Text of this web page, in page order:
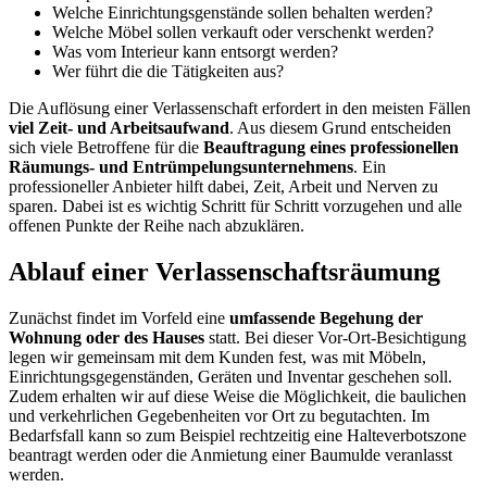
Welche Einrichtungsgenstände sollen behalten werden?
Welche Möbel sollen verkauft oder verschenkt werden?
Was vom Interieur kann entsorgt werden?
Wer führt die die Tätigkeiten aus?
Die Auflösung einer Verlassenschaft erfordert in den meisten Fällen
viel Zeit- und Arbeitsaufwand. Aus diesem Grund entscheiden
sich viele Betroffene für die Beauftragung eines professionellen
Räumungs- und Entrümpelungsunternehmens. Ein
professioneller Anbieter hilft dabei, Zeit, Arbeit und Nerven zu
sparen. Dabei ist es wichtig Schritt für Schritt vorzugehen und alle
offenen Punkte der Reihe nach abzuklären.
Ablauf einer Verlassenschaftsräumung
Zunächst findet im Vorfeld eine umfassende Begehung der
Wohnung oder des Hauses statt. Bei dieser Vor-Ort-Besichtigung
legen wir gemeinsam mit dem Kunden fest, was mit Möbeln,
Einrichtungsgegenständen, Geräten und Inventar geschehen soll.
Zudem erhalten wir auf diese Weise die Möglichkeit, die baulichen
und verkehrlichen Gegebenheiten vor Ort zu begutachten. Im
Bedarfsfall kann so zum Beispiel rechtzeitig eine Halteverbotszone
beantragt werden oder die Anmietung einer Baumulde veranlasst
werden.